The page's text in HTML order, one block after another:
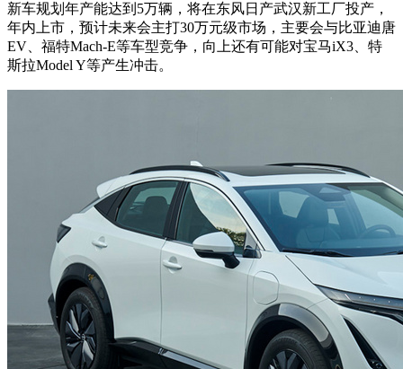
新车规划年产能达到5万辆，将在东风日产武汉新工厂投产，
年内上市，预计未来会主打30万元级市场，主要会与比亚迪唐
EV、福特Mach-E等车型竞争，向上还有可能对宝马iX3、特
斯拉Model Y等产生冲击。